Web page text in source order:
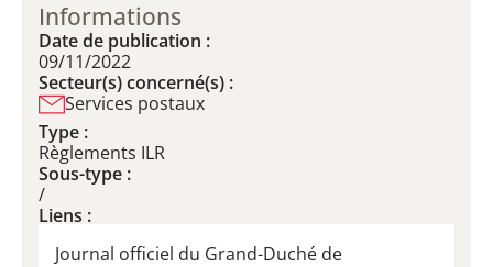
Informations
Date de publication :
09/11/2022
Secteur(s) concerné(s) :
Services postaux
Type :
Règlements ILR
Sous-type :
/
Liens :
Journal officiel du Grand-Duché de